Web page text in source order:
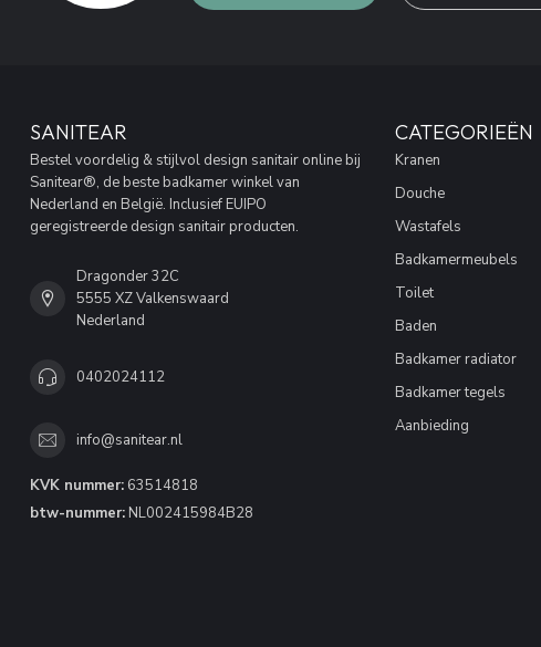
SANITEAR
Bestel voordelig & stijlvol design sanitair online bij
Sanitear®, de beste badkamer winkel van
Nederland en België. Inclusief EUIPO
geregistreerde design sanitair producten.
Dragonder 32C
5555 XZ Valkenswaard
Nederland
0402024112
info@sanitear.nl
KVK nummer: 63514818
btw-nummer: NL002415984B28
CATEGORIEËN
Kranen
Douche
Wastafels
Badkamermeubels
Toilet
Baden
Badkamer radiator
Badkamer tegels
Aanbieding